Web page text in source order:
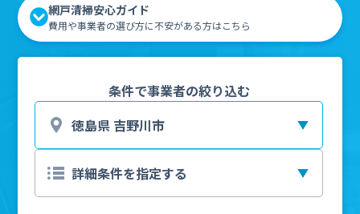
網戸清掃安心ガイド
費用や事業者の選び方に不安がある方はこちら
条件で事業者の絞り込む